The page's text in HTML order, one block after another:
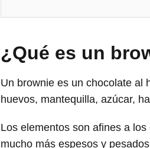
¿Qué es un
Un brownie es un chocolate al
huevos, mantequilla, azúcar,
Los elementos son afines a
mucho más espesos y